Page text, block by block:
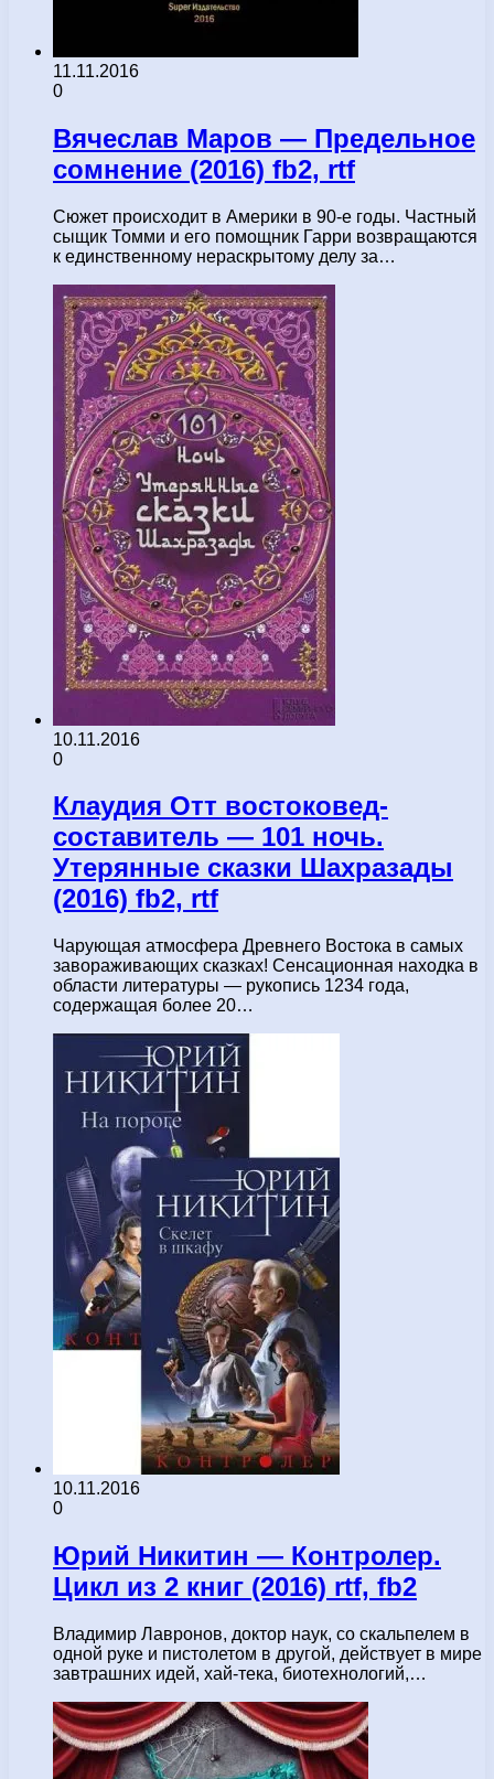
11.11.2016
0
Вячеслав Маров — Предельное
сомнение (2016) fb2, rtf
Сюжет происходит в Америки в 90-е годы. Частный
сыщик Томми и его помощник Гарри возвращаются
к единственному нераскрытому делу за…
10.11.2016
0
Клаудия Отт востоковед-
составитель — 101 ночь.
Утерянные сказки Шахразады
(2016) fb2, rtf
Чарующая атмосфера Древнего Востока в самых
завораживающих сказках! Сенсационная находка в
области литературы — рукопись 1234 года,
содержащая более 20…
10.11.2016
0
Юрий Никитин — Контролер.
Цикл из 2 книг (2016) rtf, fb2
Владимир Лавронов, доктор наук, со скальпелем в
одной руке и пистолетом в другой, действует в мире
завтрашних идей, хай-тека, биотехнологий,…